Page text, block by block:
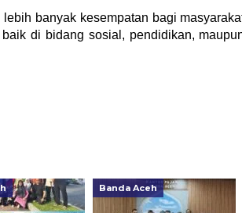
banyak kesempatan bagi
di bidang sosial, pendidikan,
Banda Aceh